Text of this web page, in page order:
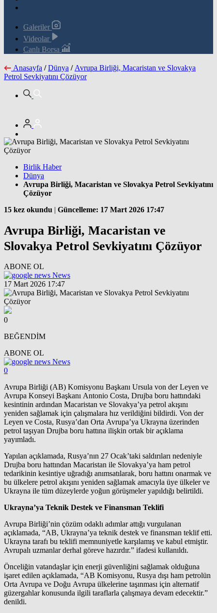
Galeriler
Videolar
Canlı Borsa
Anasayfa / Dünya / Avrupa Birliği, Macaristan ve Slovakya
Petrol Sevkiyatını Çözüyor
Birlik Haber
Dünya
Avrupa Birliği, Macaristan ve Slovakya Petrol Sevkiyatını
Çözüyor
15 kez okundu | Güncelleme: 17 Mart 2026 17:47
Avrupa Birliği, Macaristan ve
Slovakya Petrol Sevkiyatını Çözüyor
ABONE OL
News
17 Mart 2026 17:47
0
BEĞENDİM
ABONE OL
News
0
Avrupa Birliği (AB) Komisyonu Başkanı Ursula von der Leyen ve
Avrupa Konseyi Başkanı Antonio Costa, Drujba boru hattındaki
kesintinin ardından Macaristan ve Slovakya’ya petrol akışını
yeniden sağlamak için çalışmalara hız verildiğini bildirdi. Von der
Leyen ve Costa, Rusya’dan Orta Avrupa’ya Ukrayna üzerinden
petrol taşıyan Drujba boru hattına ilişkin ortak bir açıklama
yayımladı.
Yapılan açıklamada, Rusya’nın 27 Ocak’taki saldırıları nedeniyle
Drujba boru hattından Macaristan ile Slovakya’ya ham petrol
tedarikinin kesintiye uğradığı anımsatılarak, boru hattını onarmak ve
bu ülkelere petrol akışını yeniden sağlamak amacıyla üye ülkeler ve
Ukrayna ile tüm düzeylerde yoğun görüşmeler yapıldığı belirtildi.
Ukrayna’ya Teknik Destek ve Finansman Teklifi
Avrupa Birliği’nin çözüm odaklı adımlar attığı vurgulanan
açıklamada, “AB, Ukrayna’ya teknik destek ve finansman teklif etti.
Ukrayna tarafı bu teklifi memnuniyetle karşılamış ve kabul etmiştir.
Avrupalı uzmanlar derhal göreve hazırdır.” ifadesi kullanıldı.
Önceliğin vatandaşlar için enerji güvenliğini sağlamak olduğuna
işaret edilen açıklamada, “AB Komisyonu, Rusya dışı ham petrolün
Orta Avrupa ve Doğu Avrupa ülkelerine taşınması için alternatif
güzergahlar konusunda ilgili taraflarla çalışmaya devam edecektir.”
denildi.